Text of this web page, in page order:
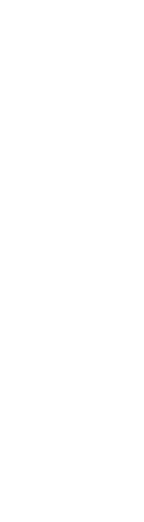
comparte